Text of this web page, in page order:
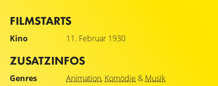
FILMSTARTS
Kino 11. Februar 1930
ZUSATZINFOS
Genres Animation, Komödie & Musik